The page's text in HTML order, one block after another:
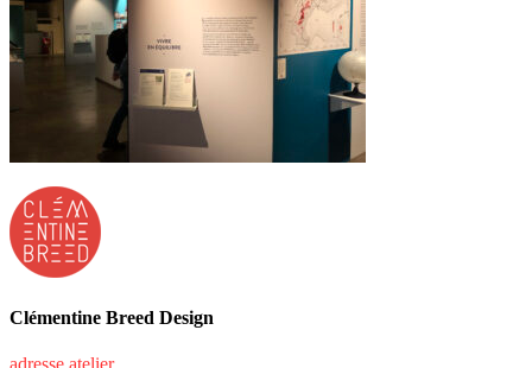
Clémentine Breed Design